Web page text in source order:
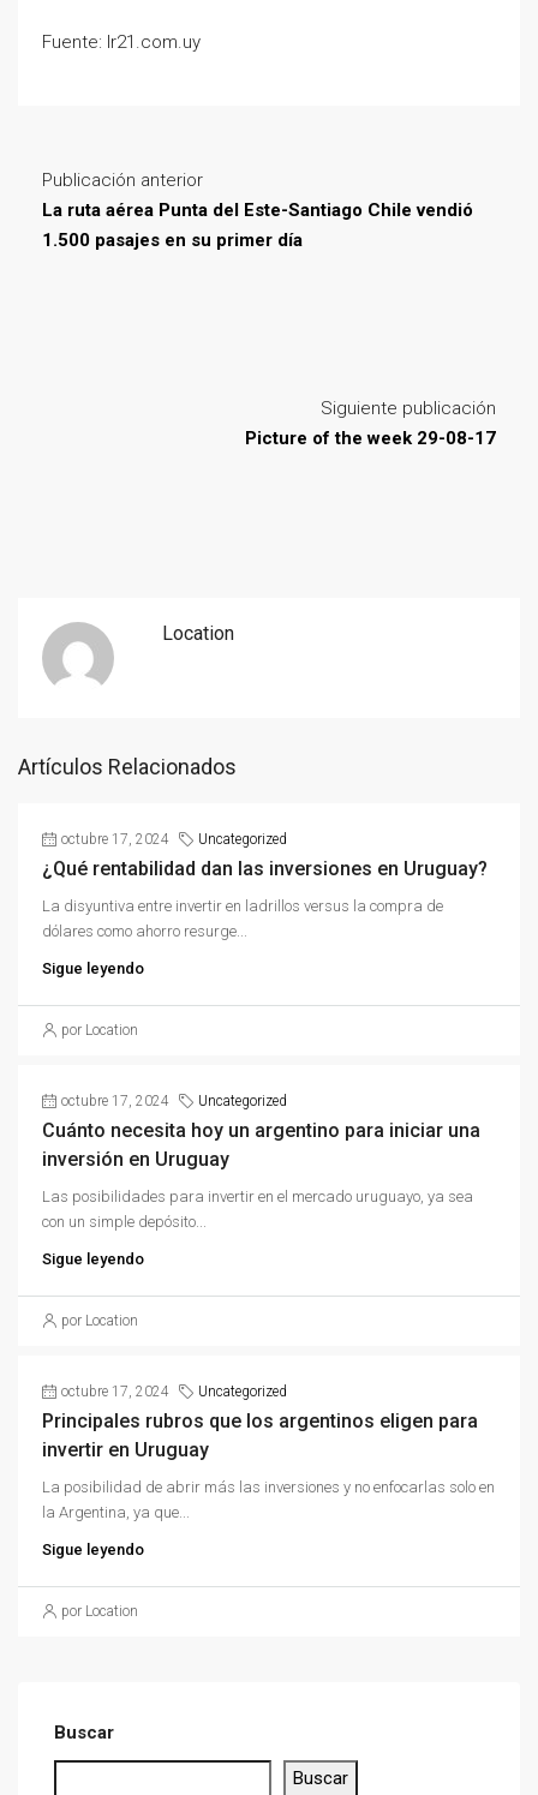
Fuente: lr21.com.uy
Publicación anterior
La ruta aérea Punta del Este-Santiago Chile vendió
1.500 pasajes en su primer día
Siguiente publicación
Picture of the week 29-08-17
Location
Artículos Relacionados
octubre 17, 2024 Uncategorized
¿Qué rentabilidad dan las inversiones en Uruguay?
La disyuntiva entre invertir en ladrillos versus la compra de
dólares como ahorro resurge...
Sigue leyendo
por Location
octubre 17, 2024 Uncategorized
Cuánto necesita hoy un argentino para iniciar una
inversión en Uruguay
Las posibilidades para invertir en el mercado uruguayo, ya sea
con un simple depósito...
Sigue leyendo
por Location
octubre 17, 2024 Uncategorized
Principales rubros que los argentinos eligen para
invertir en Uruguay
La posibilidad de abrir más las inversiones y no enfocarlas solo en
la Argentina, ya que...
Sigue leyendo
por Location
Buscar
Buscar